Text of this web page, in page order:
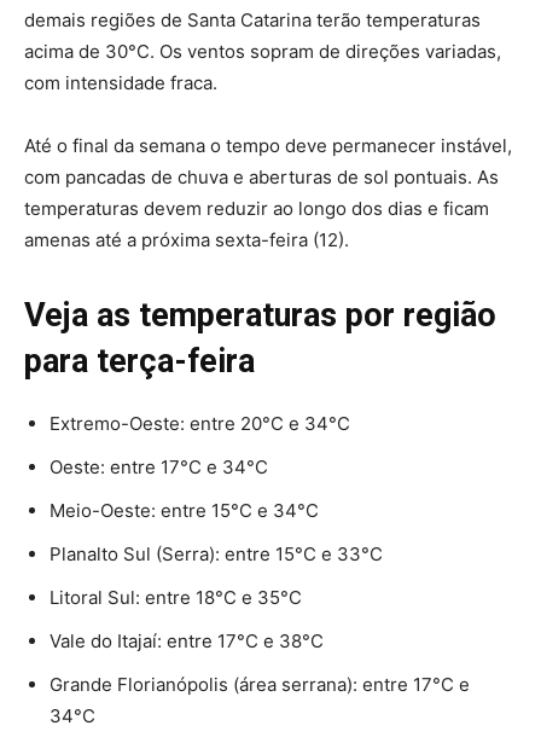
demais regiões de Santa Catarina terão temperaturas
acima de 30°C. Os ventos sopram de direções variadas,
com intensidade fraca.
Até o final da semana o tempo deve permanecer instável,
com pancadas de chuva e aberturas de sol pontuais. As
temperaturas devem reduzir ao longo dos dias e ficam
amenas até a próxima sexta-feira (12).
Veja as temperaturas por região
para terça-feira
Extremo-Oeste: entre 20°C e 34°C
Oeste: entre 17°C e 34°C
Meio-Oeste: entre 15°C e 34°C
Planalto Sul (Serra): entre 15°C e 33°C
Litoral Sul: entre 18°C e 35°C
Vale do Itajaí: entre 17°C e 38°C
Grande Florianópolis (área serrana): entre 17°C e
34°C